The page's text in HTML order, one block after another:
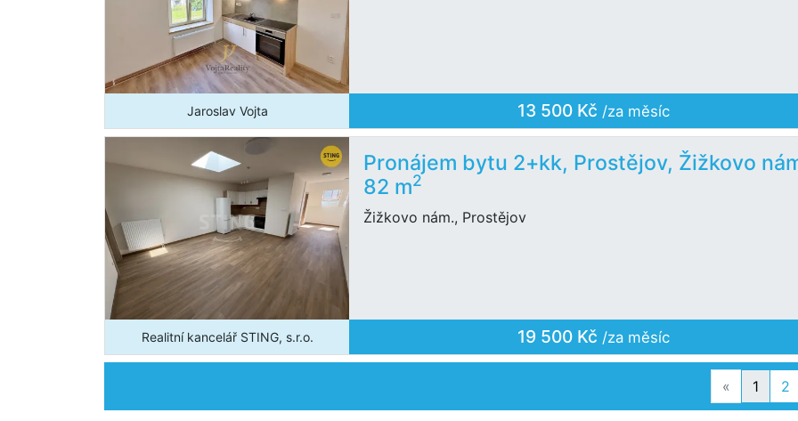
Jaroslav Vojta 13 500 Kč /za měsíc
Pronájem bytu 2+kk, Prostějov, Žižkovo
82 m2
Žižkovo nám., Prostějov
Realitní kancelář STING, s.r.o. 19 500 Kč /za měsíc
« Previous
1 2